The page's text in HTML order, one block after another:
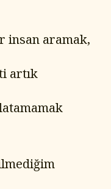
insan aramak,
artık